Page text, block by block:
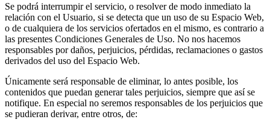
Se podrá interrumpir el servicio, o resolver de modo inmediato la
relación con el Usuario, si se detecta que un uso de su Espacio Web,
o de cualquiera de los servicios ofertados en el mismo, es contrario a
las presentes Condiciones Generales de Uso. No nos hacemos
responsables por daños, perjuicios, pérdidas, reclamaciones o gastos
derivados del uso del Espacio Web.
Únicamente será responsable de eliminar, lo antes posible, los
contenidos que puedan generar tales perjuicios, siempre que así se
notifique. En especial no seremos responsables de los perjuicios que
se pudieran derivar, entre otros, de: